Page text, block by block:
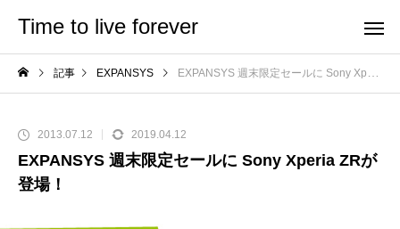
Time to live forever
記事 EXPANSYS EXPANSYS 週末限定セールに Sony Xperia ZRが登場！
2013.07.12 2019.04.12
EXPANSYS 週末限定セールに Sony Xperia ZRが
登場！